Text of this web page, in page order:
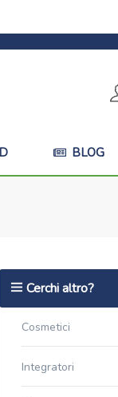
BLOG
Cerchi altro?
Cosmetici
Integratori